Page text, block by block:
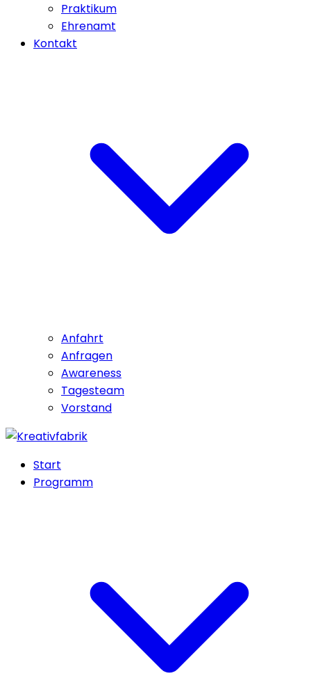
Praktikum
Ehrenamt
Kontakt
Anfahrt
Anfragen
Awareness
Tagesteam
Vorstand
Start
Programm